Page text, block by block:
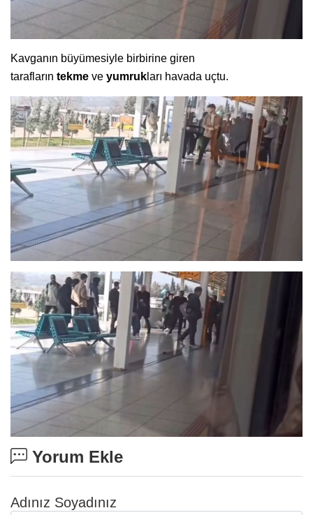
Kavganın büyümesiyle birbirine giren
tarafların tekme ve yumruk ları havada uçtu.
Yorum Ekle
Adınız Soyadınız